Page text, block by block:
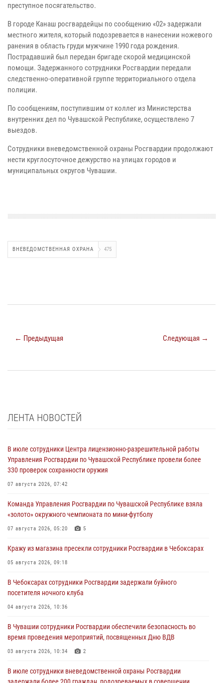
преступное посягательство.
В городе Канаш росгвардейцы по сообщению «02» задержали
местного жителя, который подозревается в нанесении ножевого
ранения в область груди мужчине 1990 года рождения.
Пострадавший был передан бригаде скорой медицинской
помощи. Задержанного сотрудники Росгвардии передали
следственно-оперативной группе территориального отдела
полиции.
По сообщениям, поступившим от коллег из Министерства
внутренних дел по Чувашской Республике, осуществлено 7
выездов.
Сотрудники вневедомственной охраны Росгвардии продолжают
нести круглосуточное дежурство на улицах городов и
муниципальных округов Чувашии.
ВНЕВЕДОМСТВЕННАЯ ОХРАНА 475
← Предыдущая Следующая →
ЛЕНТА НОВОСТЕЙ
В июле сотрудники Центра лицензионно-разрешительной работы
Управления Росгвардии по Чувашской Республике провели более
330 проверок сохранности оружия
07 августа 2026, 07:42
Команда Управления Росгвардии по Чувашской Республике взяла
«золото» окружного чемпионата по мини-футболу
07 августа 2026, 05:20 5
Кражу из магазина пресекли сотрудники Росгвардии в Чебоксарах
05 августа 2026, 09:18
В Чебоксарах сотрудники Росгвардии задержали буйного
посетителя ночного клуба
04 августа 2026, 10:36
В Чувашии сотрудники Росгвардии обеспечили безопасность во
время проведения мероприятий, посвященных Дню ВДВ
03 августа 2026, 10:34 2
В июле сотрудники вневедомственной охраны Росгвардии